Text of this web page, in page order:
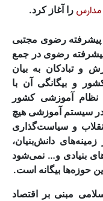
مدارس را آغاز کرد.
رضوی مجتبی
رضوی در جمع
و تبادکان به بیان
و بیگانگی آن با
آموزشی کشور
در سیستم آموزشی هیچ
و سیاست‌گذاری
دانش‌بنیان،
بنیادی و… نمی‌شود
حوزه‌ها بیگانه است.
مبنی بر اقتصاد